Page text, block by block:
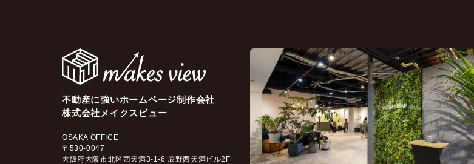
不動産に強いホームページ制作会社
株式会社メイクスビュー
OSAKA OFFICE
〒530-0047
大阪府大阪市北区西天満3-1-6 辰野西天満ビル2F